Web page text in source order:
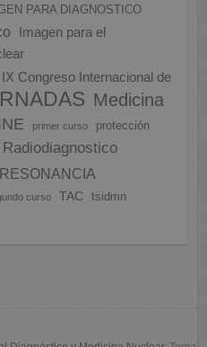
PARA DIAGNOSTICO
Imagen para el
IX Congreso Internacional de
Medicina
primer curso
protección
Radiodiagnostico
RESONANCIA
curso TAC tsidmn